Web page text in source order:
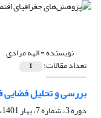
نویسنده =الهه مرادی
تعداد مقالات: 1
بررسی و تحلیل
دوره 3، شماره 7، بهار 1401، صفحه